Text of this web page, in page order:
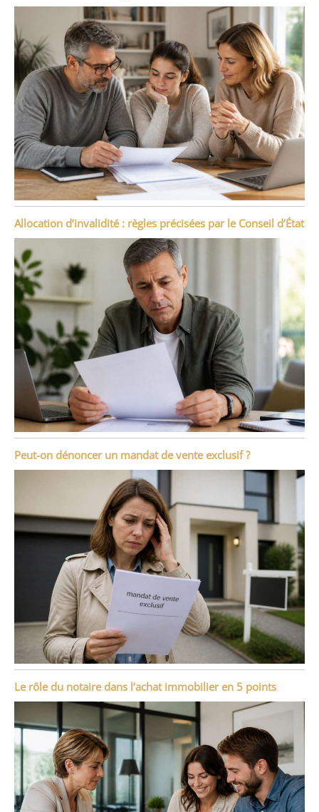
Allocation d’invalidité : règles précisées par le Conseil d’État
Peut-on dénoncer un mandat de vente exclusif ?
Le rôle du notaire dans l’achat immobilier en 5 points